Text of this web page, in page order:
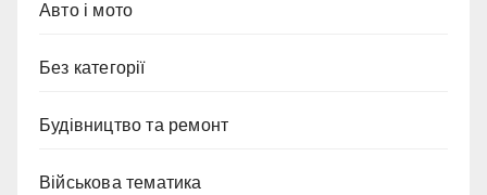
Авто і мото
Без категорії
Будівництво та ремонт
Військова тематика